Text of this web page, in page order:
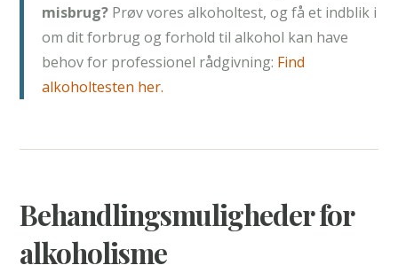
misbrug? Prøv vores alkoholtest, og få et indblik i
om dit forbrug og forhold til alkohol kan have
behov for professionel rådgivning: Find
alkoholtesten her.
Behandlingsmuligheder for
alkoholisme